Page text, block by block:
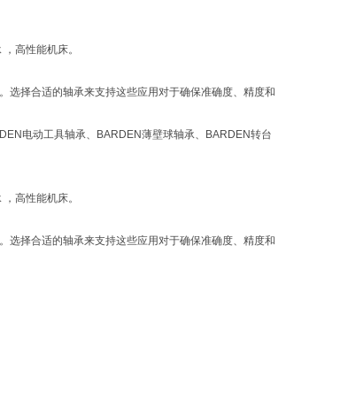
高性能机床。
选择合适的轴承来支持这些应用对于确保准确度、精度和
电动工具轴承、BARDEN薄壁球轴承、BARDEN转台
高性能机床。
选择合适的轴承来支持这些应用对于确保准确度、精度和